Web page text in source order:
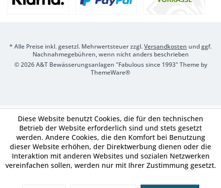
* Alle Preise inkl. gesetzl. Mehrwertsteuer zzgl.Versandkosten und ggf.
Nachnahmegebühren, wenn nicht anders beschrieben
© 2026 A&T Bewässerungsanlagen "Fabulous since 1993" Theme by
ThemeWare®
Diese Website benutzt Cookies, die für den technischen
Betrieb der Website erforderlich sind und stets gesetzt
werden. Andere Cookies, die den Komfort bei Benutzung
dieser Website erhöhen, der Direktwerbung dienen oder die
Interaktion mit anderen Websites und sozialen Netzwerken
vereinfachen sollen, werden nur mit Ihrer Zustimmung gesetzt.